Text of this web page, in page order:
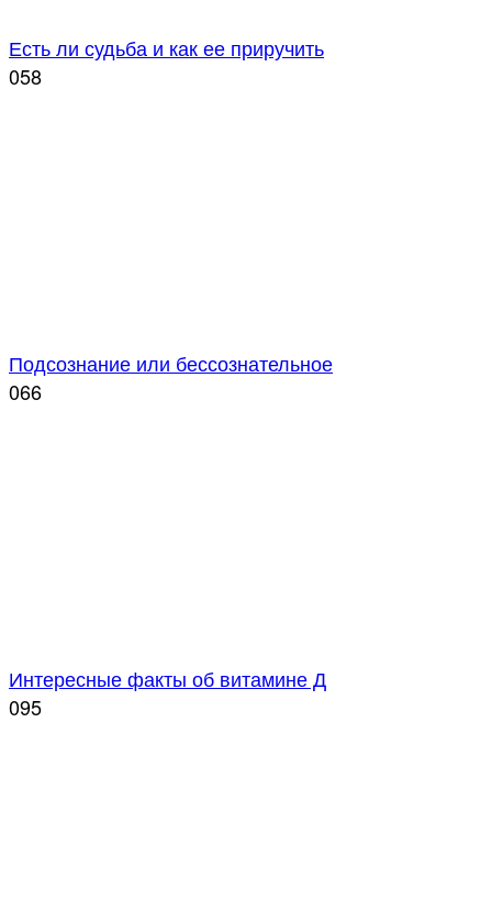
Есть ли судьба и как ее приручить
058
Подсознание или бессознательное
066
Интересные факты об витамине Д
095